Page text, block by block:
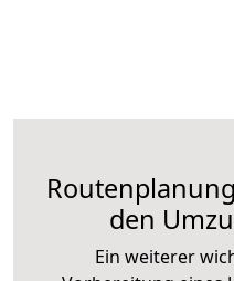
den
Ein weiterer